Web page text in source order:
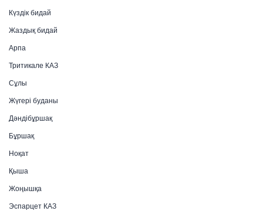
Күздік бидай
Жаздық бидай
Арпа
Тритикале КАЗ
Сұлы
Жүгері буданы
Дәндібұршақ
Бұршақ
Ноқат
Қыша
Жоңышқа
Эспарцет КАЗ